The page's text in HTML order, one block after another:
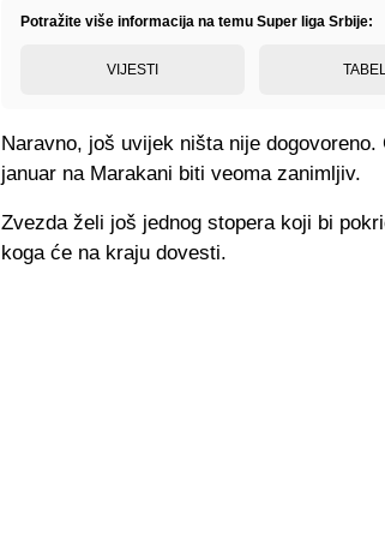
Potražite više informacija na temu Super liga Srbije:
VIJESTI
Naravno, još uvijek ništa nije
januar na Marakani biti veoma zanimljiv.
Zvezda želi još jednog stopera koji bi
koga će na kraju dovesti.